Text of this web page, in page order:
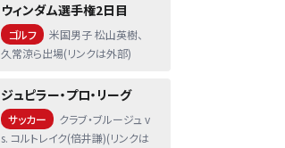
ウィンダム選手権2日目
ゴルフ
米国男子 松山英樹、
久常涼ら出場(リンクは外部)
ジュピラー・プロ・リーグ
サッカー
クラブ・ブルージュ v
s. コルトレイク(倍井謙)(リンクは